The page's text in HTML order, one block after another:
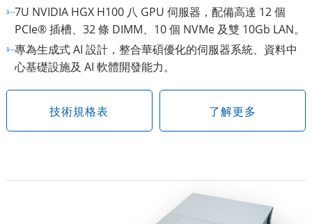
7U NVIDIA HGX H100 八 GPU 伺服器，配備高達 12 個
PCIe® 插槽、32 條 DIMM、10 個 NVMe 及雙 10Gb LAN。
專為生成式 AI 設計，整合華碩優化的伺服器系統、資料中
心基礎設施及 AI 軟體開發能力。
技術規格表 了解更多